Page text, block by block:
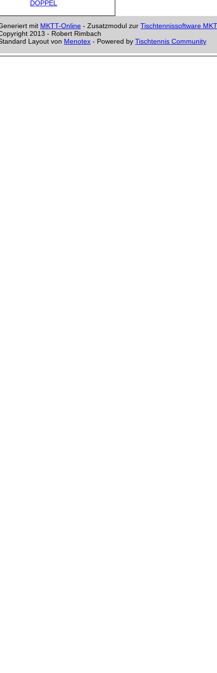
DOPPEL
mit MKTT-Online - Zusatzmodul zur Tischtennissoftware
2013 - Robert Rimbach
Layout von Menotex - Powered by Tischtennis Community